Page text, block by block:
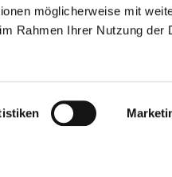
möglicherweise mit
Rahmen Ihrer Nutzung der
Karte anzeigen